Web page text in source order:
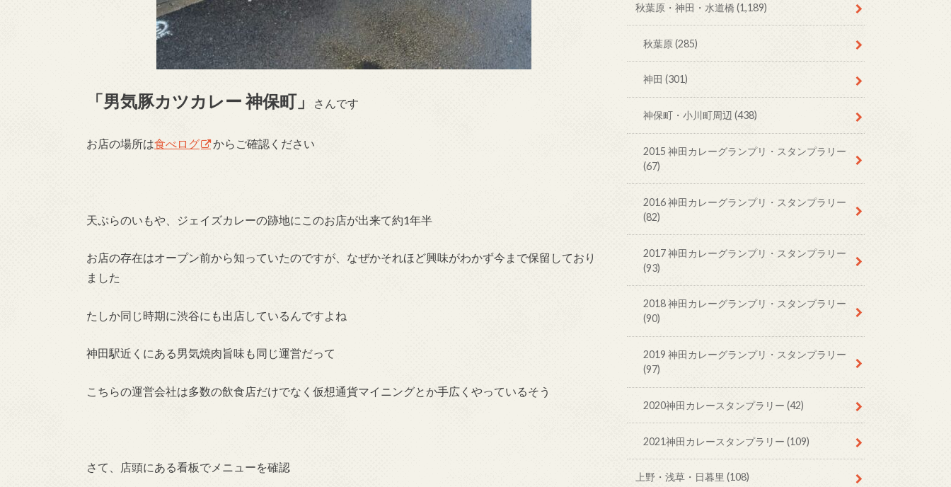
「男気豚カツカレー 神保町」 さんです
お店の場所は食べログ からご確認ください
天ぷらのいもや、ジェイズカレーの跡地にこのお店が出来て約1年半
お店の存在はオープン前から知っていたのですが、なぜかそれほど興味がわかず今まで保留しており
ました
たしか同じ時期に渋谷にも出店しているんですよね
神田駅近くにある男気焼肉旨味も同じ運営だって
こちらの運営会社は多数の飲食店だけでなく仮想通貨マイニングとか手広くやっているそう
さて、店頭にある看板でメニューを確認
秋葉原・神田・水道橋 (1,189)
秋葉原(285)
神田(301)
神保町・小川町周辺(438)
2015 神田カレーグランプリ・スタンプラリー
(67)
2016 神田カレーグランプリ・スタンプラリー
(82)
2017 神田カレーグランプリ・スタンプラリー
(93)
2018 神田カレーグランプリ・スタンプラリー
(90)
2019 神田カレーグランプリ・スタンプラリー
(97)
2020神田カレースタンプラリー(42)
2021神田カレースタンプラリー(109)
上野・浅草・日暮里 (108)